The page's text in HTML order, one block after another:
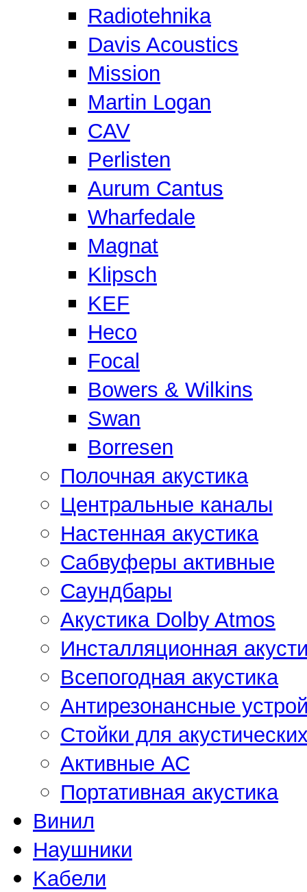
Radiotehnika
Davis Acoustics
Mission
Martin Logan
CAV
Perlisten
Aurum Cantus
Wharfedale
Magnat
Klipsch
KEF
Heco
Focal
Bowers & Wilkins
Swan
Borresen
Полочная акустика
Центральные каналы
Настенная акустика
Сабвуферы активные
Саундбары
Акустика Dolby Atmos
Инсталляционная
Всепогодная акустика
Антирезонансные
Стойки для
Активные АС
Портативная акустика
Винил
Наушники
Kабели